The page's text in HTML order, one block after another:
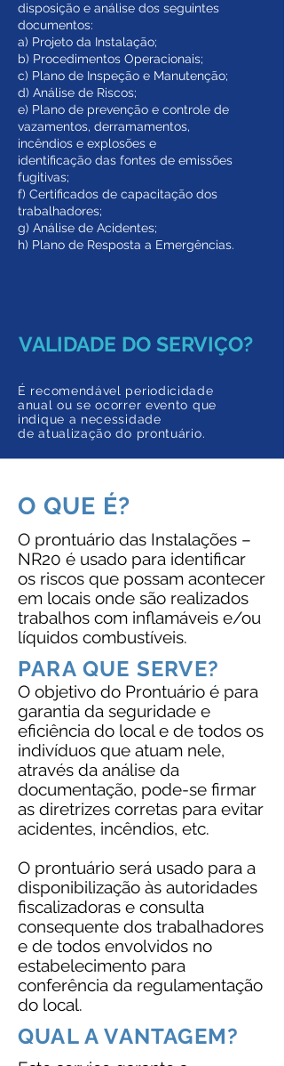
disposição e análise dos seguintes
documentos:
a) Projeto da Instalação;
b) Procedimentos Operacionais;
c) Plano de Inspeção e Manutenção;
d) Análise de Riscos;
e) Plano de prevenção e controle de
vazamentos, derramamentos,
incêndios e explosões e
identificação das fontes de emissões
fugitivas;
f) Certificados de capacitação dos
trabalhadores;
g) Análise de Acidentes;
h) Plano de Resposta a Emergências.
VALIDADE DO SERVIÇO?
É recomendável periodicidade
anual ou se ocorrer evento que
indique a necessidade
de atualização do prontuário.
O QUE É?
O prontuário das Instalações –
NR20 é usado para identificar
os riscos que possam acontecer
em locais onde são realizados
trabalhos com inflamáveis e/ou
líquidos combustíveis.
PARA QUE SERVE?
O objetivo do Prontuário é para
garantia da seguridade e
eficiência do local e de todos os
indivíduos que atuam nele,
através da análise da
documentação, pode-se firmar
as diretrizes corretas para evitar
acidentes, incêndios, etc.
O prontuário será usado para a
disponibilização às autoridades
fiscalizadoras e consulta
consequente dos trabalhadores
e de todos envolvidos no
estabelecimento para
conferência da regulamentação
do local.
QUAL A VANTAGEM?